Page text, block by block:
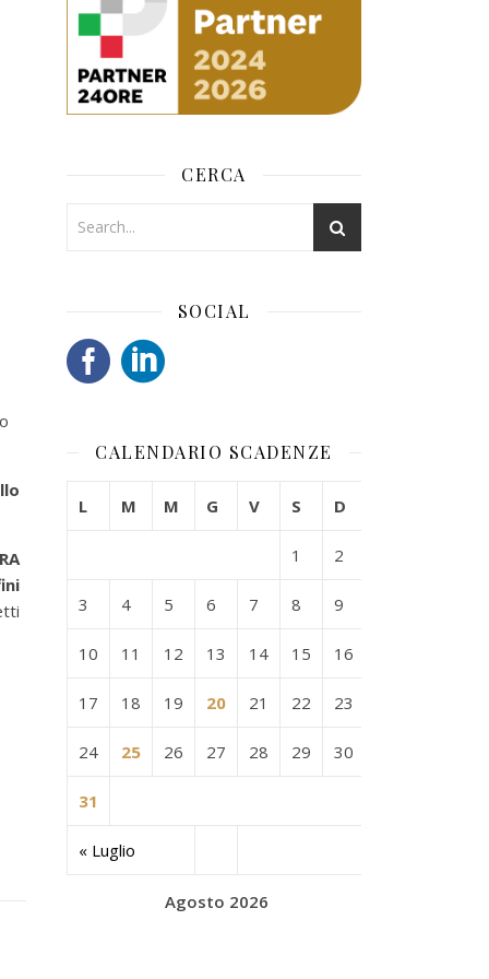
CERCA
SOCIAL
CALENDARIO SCADENZE
Agosto 2026
L M M G V S D
« Luglio
1 2
3 4 5 6 7 8 9
10 11 12 13 14 15 16
17 18 19 20 21 22 23
24 25 26 27 28 29 30
31